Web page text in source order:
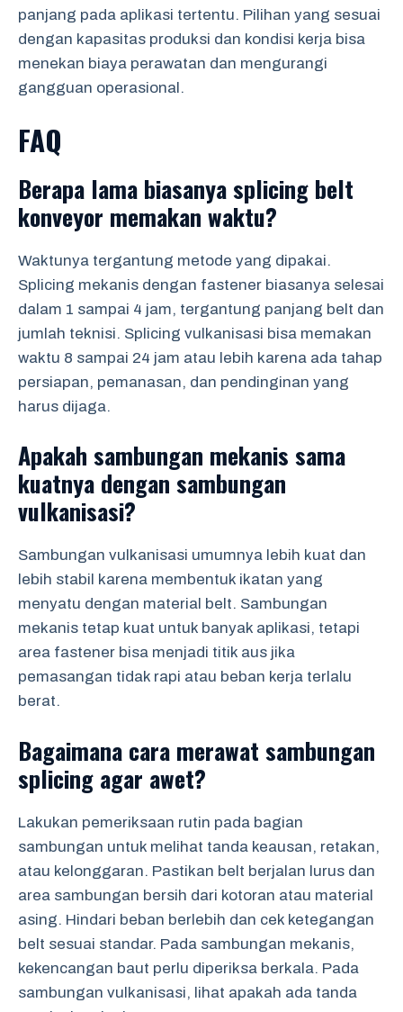
panjang pada aplikasi tertentu. Pilihan yang sesuai
dengan kapasitas produksi dan kondisi kerja bisa
menekan biaya perawatan dan mengurangi
gangguan operasional.
FAQ
Berapa lama biasanya splicing belt
konveyor memakan waktu?
Waktunya tergantung metode yang dipakai.
Splicing mekanis dengan fastener biasanya selesai
dalam 1 sampai 4 jam, tergantung panjang belt dan
jumlah teknisi. Splicing vulkanisasi bisa memakan
waktu 8 sampai 24 jam atau lebih karena ada tahap
persiapan, pemanasan, dan pendinginan yang
harus dijaga.
Apakah sambungan mekanis sama
kuatnya dengan sambungan
vulkanisasi?
Sambungan vulkanisasi umumnya lebih kuat dan
lebih stabil karena membentuk ikatan yang
menyatu dengan material belt. Sambungan
mekanis tetap kuat untuk banyak aplikasi, tetapi
area fastener bisa menjadi titik aus jika
pemasangan tidak rapi atau beban kerja terlalu
berat.
Bagaimana cara merawat sambungan
splicing agar awet?
Lakukan pemeriksaan rutin pada bagian
sambungan untuk melihat tanda keausan, retakan,
atau kelonggaran. Pastikan belt berjalan lurus dan
area sambungan bersih dari kotoran atau material
asing. Hindari beban berlebih dan cek ketegangan
belt sesuai standar. Pada sambungan mekanis,
kekencangan baut perlu diperiksa berkala. Pada
sambungan vulkanisasi, lihat apakah ada tanda